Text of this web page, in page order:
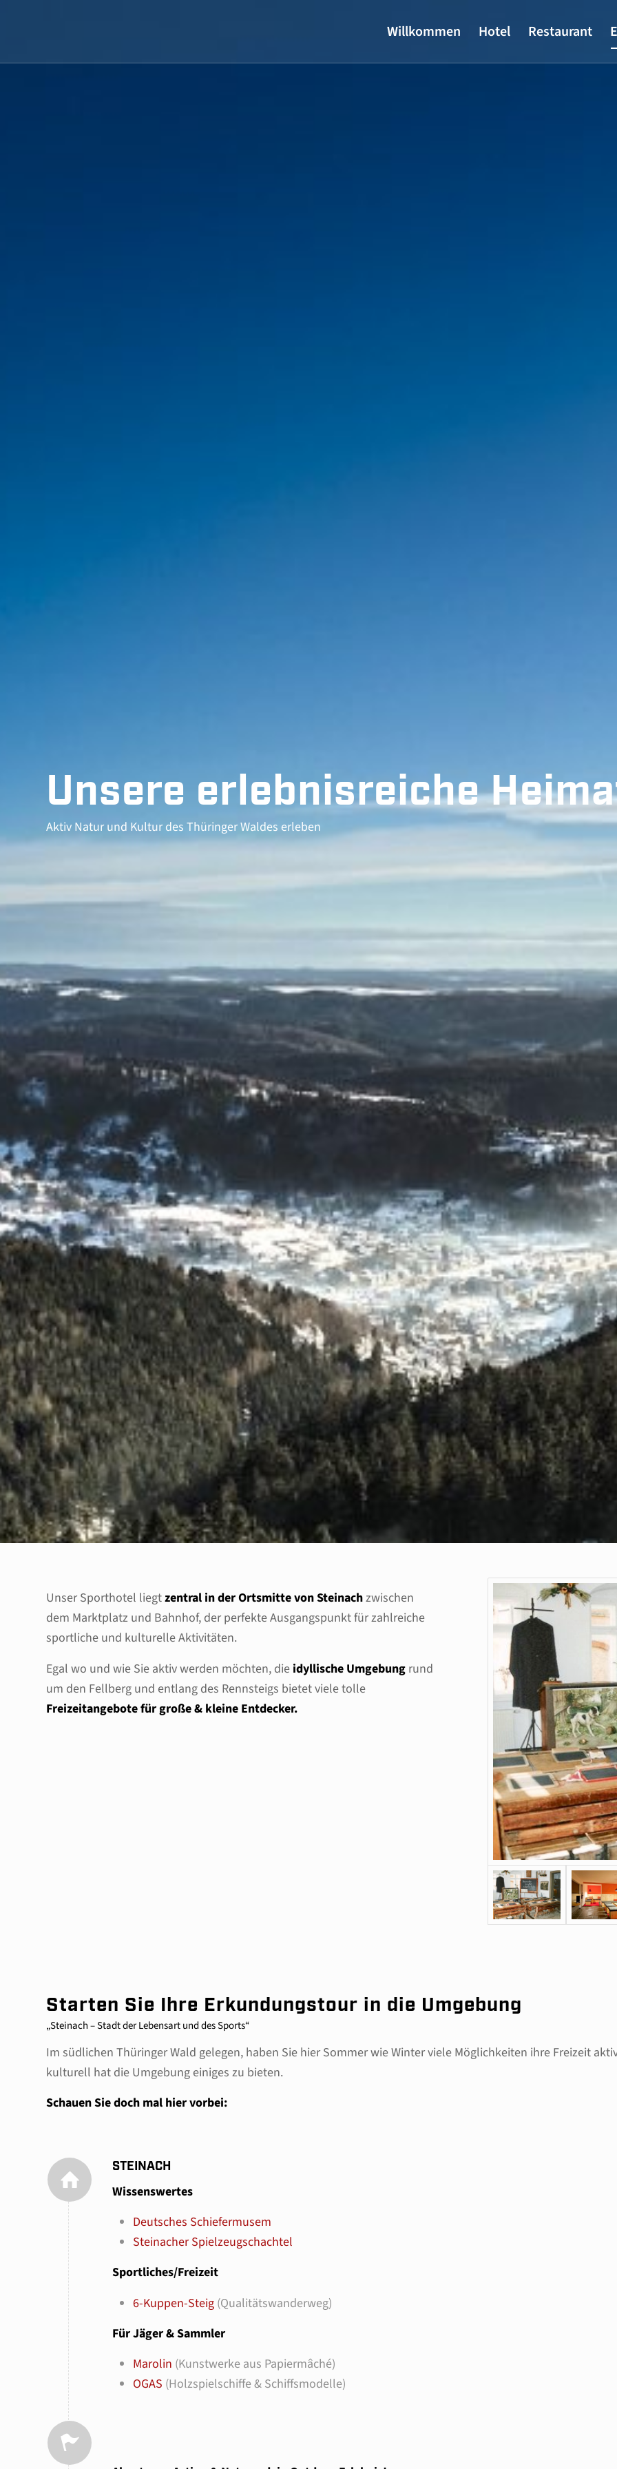
Willkommen Hotel Restaurant
Unsere erlebnisreiche
Aktiv Natur und Kultur des Thüringer Waldes erleben
Unser Sporthotel liegtzentral in der Ortsmitte von Steinachzwischen
dem Marktplatz und Bahnhof, der perfekte Ausgangspunkt für zahlreiche
sportliche und kulturelle Aktivitäten.
Egal wo und wie Sie aktiv werden möchten, die idyllische Umgebung rund
um den Fellberg und entlang des Rennsteigs bietet viele tolle
Freizeitangebote für große & kleine Entdecker.
Starten Sie Ihre Erkundungstour in die Umgebung
„Steinach – Stadt der Lebensart und des Sports“
Im südlichen Thüringer Wald gelegen, haben Sie hier Sommer wie Winter viele Möglichkeiten ihre Freizeit
kulturell hat die Umgebung einiges zu bieten.
Schauen Sie doch mal hier vorbei:
STEINACH
Wissenswertes
Deutsches Schiefermusem
Steinacher Spielzeugschachtel
Sportliches/Freizeit
6-Kuppen-Steig (Qualitätswanderweg)
Für Jäger & Sammler
Marolin (Kunstwerke aus Papiermâché)
OGAS (Holzspielschiffe & Schiffsmodelle)